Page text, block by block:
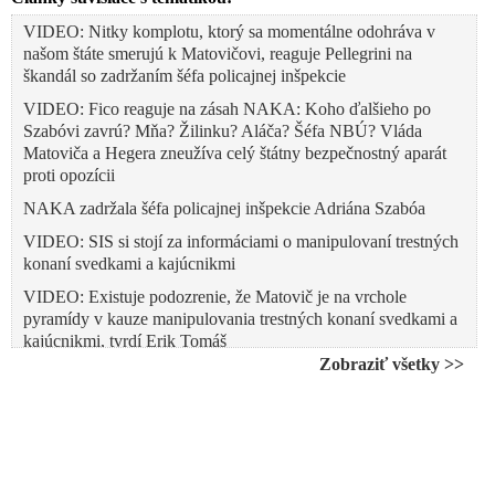
VIDEO: Nitky komplotu, ktorý sa momentálne odohráva v
našom štáte smerujú k Matovičovi, reaguje Pellegrini na
škandál so zadržaním šéfa policajnej inšpekcie
VIDEO: Fico reaguje na zásah NAKA: Koho ďalšieho po
Szabóvi zavrú? Mňa? Žilinku? Aláča? Šéfa NBÚ? Vláda
Matoviča a Hegera zneužíva celý štátny bezpečnostný aparát
proti opozícii
NAKA zadržala šéfa policajnej inšpekcie Adriána Szabóa
VIDEO: SIS si stojí za informáciami o manipulovaní trestných
konaní svedkami a kajúcnikmi
VIDEO: Existuje podozrenie, že Matovič je na vrchole
pyramídy v kauze manipulovania trestných konaní svedkami a
kajúcnikmi, tvrdí Erik Tomáš
Sprisahanie vyšetrovateľov neexistuje. Kollár, Aláč, Fico a
Zobraziť všetky >>